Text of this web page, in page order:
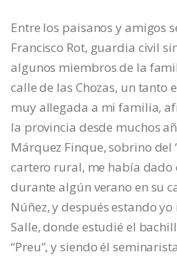
Entre los paisanos y amigos
Francisco Rot, guardia civil
algunos miembros de la
calle de las Chozas, un tanto
muy allegada a mi familia,
la provincia desde muchos
Márquez Finque, sobrino del
cartero rural, me había dado
durante algún verano en su
Núñez, y después estando
Salle, donde estudié el
“Preu”, y siendo él